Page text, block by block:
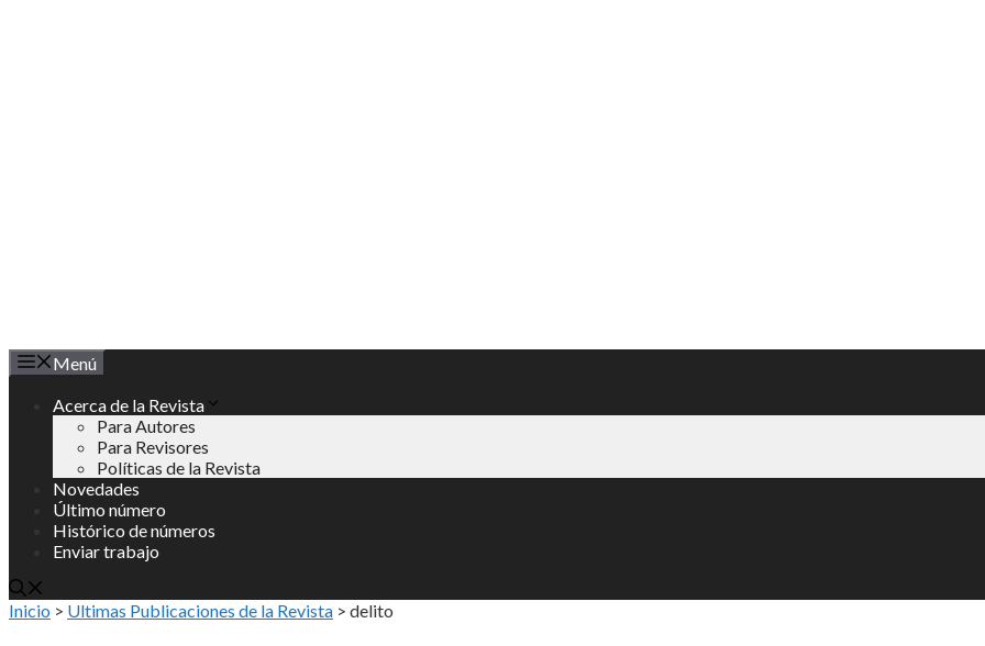
Menú
Acerca de la Revista
Para Autores
Para Revisores
Políticas de la Revista
Novedades
Último número
Histórico de números
Enviar trabajo
Inicio > Ultimas Publicaciones de la Revista > delito